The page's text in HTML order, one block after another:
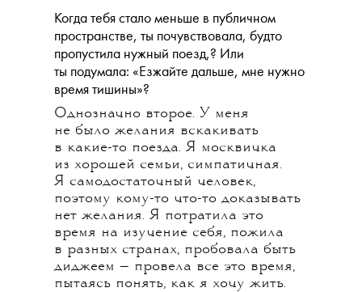
Когда тебя стало меньше в публичном
пространстве, ты почувствовала, будто
пропустила нужный поезд,? Или
ты подумала: «Езжайте дальше, мне нужно
время тишины»?
Однозначно второе. У меня
не было желания вскакивать
в какие-то поезда. Я москвичка
из хорошей семьи, симпатичная.
Я самодостаточный человек,
поэтому кому-то что-то доказывать
нет желания. Я потратила это
время на изучение себя, пожила
в разных странах, пробовала быть
диджеем — провела все это время,
пытаясь понять, как я хочу жить.